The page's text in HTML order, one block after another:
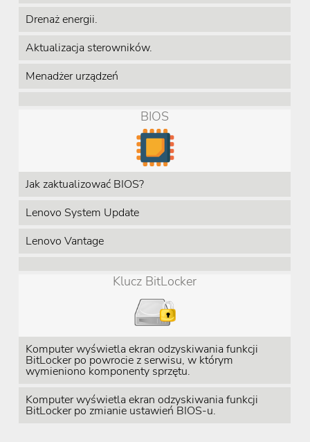
Drenaż energii.
Aktualizacja sterowników.
Menadżer urządzeń
BIOS
Jak zaktualizować BIOS?
Lenovo System Update
Lenovo Vantage
Klucz BitLocker
Komputer wyświetla ekran odzyskiwania funkcji
BitLocker po powrocie z serwisu, w którym
wymieniono komponenty sprzętu.
Komputer wyświetla ekran odzyskiwania funkcji
BitLocker po zmianie ustawień BIOS-u.